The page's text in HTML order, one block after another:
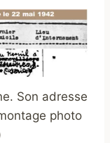
Son adresse
photo